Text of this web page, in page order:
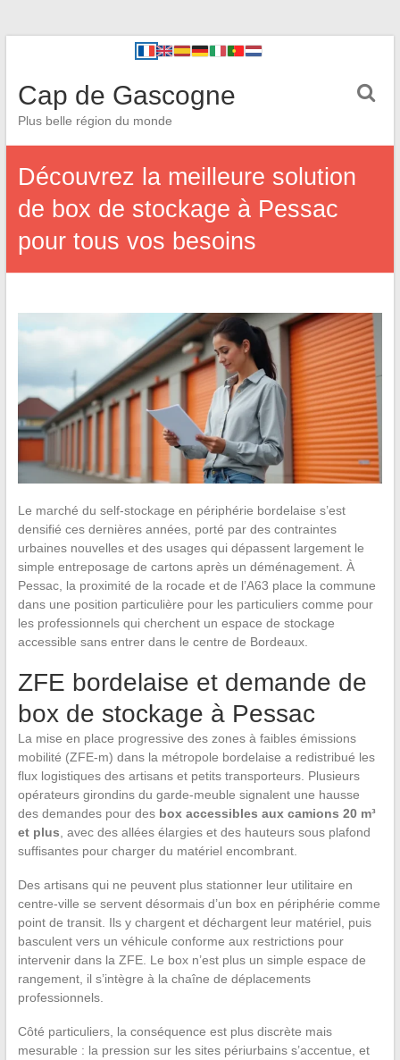
Cap de Gascogne
Plus belle région du monde
Découvrez la meilleure solution
de box de stockage à Pessac
pour tous vos besoins
Le marché du self-stockage en périphérie bordelaise s’est
densifié ces dernières années, porté par des contraintes
urbaines nouvelles et des usages qui dépassent largement le
simple entreposage de cartons après un déménagement. À
Pessac, la proximité de la rocade et de l’A63 place la commune
dans une position particulière pour les particuliers comme pour
les professionnels qui cherchent un espace de stockage
accessible sans entrer dans le centre de Bordeaux.
ZFE bordelaise et demande de
box de stockage à Pessac
La mise en place progressive des zones à faibles émissions
mobilité (ZFE-m) dans la métropole bordelaise a redistribué les
flux logistiques des artisans et petits transporteurs. Plusieurs
opérateurs girondins du garde-meuble signalent une hausse
des demandes pour des box accessibles aux camions 20 m³
et plus , avec des allées élargies et des hauteurs sous plafond
suffisantes pour charger du matériel encombrant.
Des artisans qui ne peuvent plus stationner leur utilitaire en
centre-ville se servent désormais d’un box en périphérie comme
point de transit. Ils y chargent et déchargent leur matériel, puis
basculent vers un véhicule conforme aux restrictions pour
intervenir dans la ZFE. Le box n’est plus un simple espace de
rangement, il s’intègre à la chaîne de déplacements
professionnels.
Côté particuliers, la conséquence est plus discrète mais
mesurable : la pression sur les sites périurbains s’accentue, et